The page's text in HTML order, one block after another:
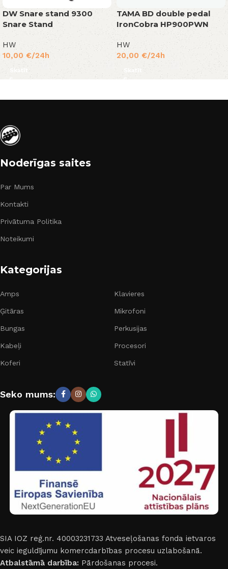
DW Snare stand 9300
Snare Stand
HW
10,00 €/24h
Skatīt
TAMA BD double pedal
IronCobra HP900PWN
HW
20,00 €/24h
Skatīt
Noderīgas saites
Par Mums
Kontakti
Privātuma Politika
Noteikumi
Kategorijas
Amps
Ģitāras
Bungas
Kabeļi
Koferi
Klavieres
Mikrofoni
Perkusijas
Procesori
Statīvi
Seko mums:
SIA IOZ reģ.nr. 40003231733 Atveseļošanas fonda ietvaros
veic ieguldījumu komercdarbības procesu uzlabošanā.
Atbalstāmā darbība: Pārdošanas procesi.